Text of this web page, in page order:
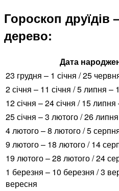
Гороскоп друїдів
дерево:
Дата
23 грудня – 1 січня / 25
2 січня – 11 січня / 5 липня –
12 січня – 24 січня / 15
25 січня – 3 лютого / 26
4 лютого – 8 лютого / 5
9 лютого – 18 лютого / 14
19 лютого – 28 лютого / 24
1 березня – 10 березня / 3
вересня